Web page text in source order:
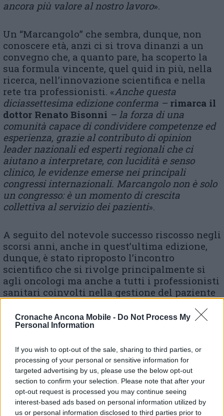
Cronache Ancona Mobile - Do Not Process My
Personal Information
If you wish to opt-out of the sale, sharing to third parties, or
processing of your personal or sensitive information for
targeted advertising by us, please use the below opt-out
section to confirm your selection. Please note that after your
opt-out request is processed you may continue seeing
interest-based ads based on personal information utilized by
us or personal information disclosed to third parties prior to
ancora più valore al nostro lavoro».
Un “Marcangolo” che sembra, dunque, non
conoscere età, anzi ci si trova dinanzi a un
convegno che, a quanto pare, ha scoperto la
sua formula vincente, quel quid in più, nella
ricerca, nell’innovazione scientifica e nella
rete tra professionisti. «Anche questa
diciassettesima edizione conferma – rimarca il
dottor Renato Bisonni – la forza di una
comunità capace di condividere competenze ed
esperienza, grazie al contributo di opinion
leader nazionali ed esperti regionali che ci
aiutano a interpretare, con lucidità e senso
clinico, le evidenze emerse nei principali
congressi internazionali. Marcangolo non è solo
un congresso: è un momento di crescita
collettiva al servizio dei pazienti».
A seguito del notevole successo riscosso negli
scorsi anni, anche in quest’ultima edizione,
dunque, è stato riproposto l’incontro
scientifico che si rivolge principalmente sì
agli oncologi ma anche a tutti i professionisti
sanitari coinvolti nella gestione del paziente
approfondire le proprie conoscenze
soprattutto in merito alle novità terapeutiche
oggi sono disponibili nuovi farmaci e nuove
terapie innovative, ma anche un’opportunità
per la scelta della strategia e della sequenza
come elementi fondamentali per il miglior
trattamento del paziente oncologico. Grazie
anche alla collaborazione attiva dei